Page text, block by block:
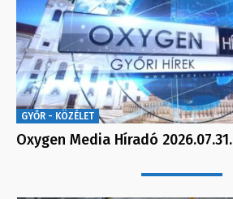
GYŐR - KÖZÉLET
Oxygen Media Híradó 2026.07.31.